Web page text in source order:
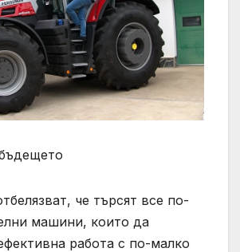
че търсят все по-
машини, които да
работа с по-малко